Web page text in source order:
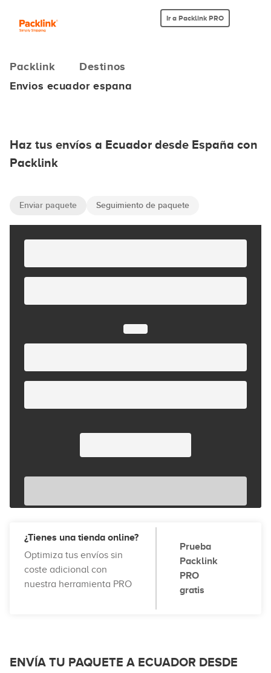
Ir a Packlink PRO
Packlink
Destinos
Envios ecuador espana
Haz tus envíos a Ecuador desde España con
Packlink
Enviar paquete Seguimiento de paquete
¿Tienes una tienda online?
Optimiza tus envíos sin
coste adicional con
nuestra herramienta PRO
Prueba
Packlink
PRO
gratis
ENVÍA TU PAQUETE A ECUADOR DESDE